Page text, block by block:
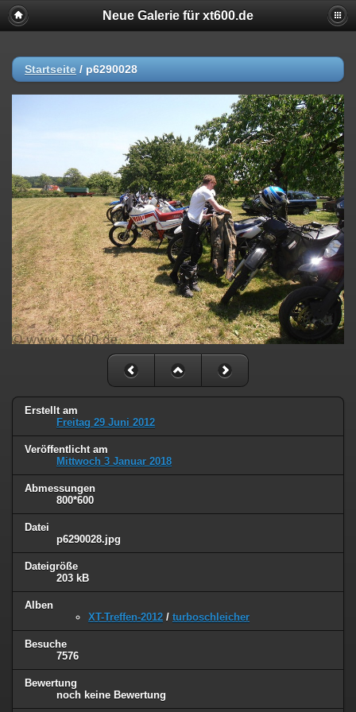
Neue Galerie für xt600.de
Startseite / p6290028
Erstellt am
Freitag 29 Juni 2012
Veröffentlicht am
Mittwoch 3 Januar 2018
Abmessungen
800*600
Datei
p6290028.jpg
Dateigröße
203 kB
Alben
XT-Treffen-2012 / turboschleicher
Besuche
7576
Bewertung
noch keine Bewertung